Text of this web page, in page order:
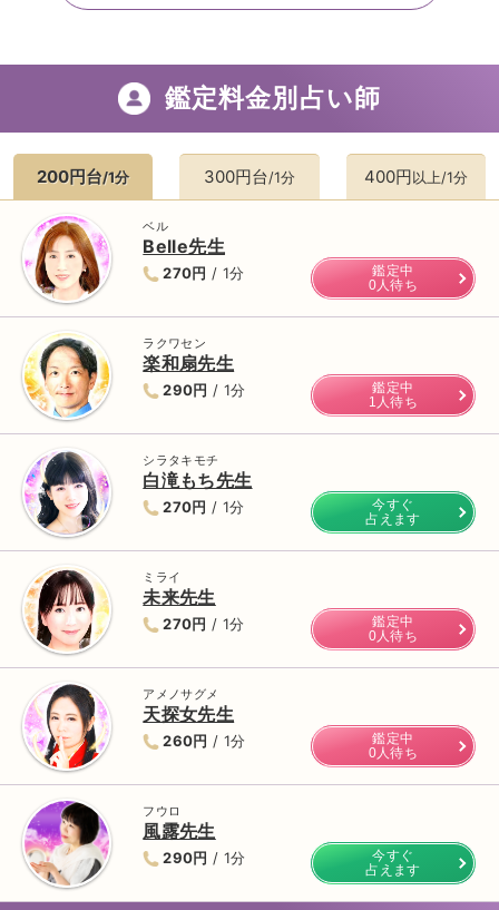
ロックされているメールを彼は読んでいる
と当てた。同じように悩んでいる方々いら
したら、氷姫先生をぜひ頼ってみてくださ
い。 氷姫先生縁結びの神様のような気がし
て私はなりません。ダメな時はズバッと教
えて下さるので、覚悟も持てます。 氷姫先
生ありがとうございました。感謝しかあり
ません。
鑑定料金別占い師
200円台/1分 300円台/1分 400円以上/1分
ベル
Belle先生
270円 / 1分
鑑定中
0人待ち
ラクワセン
楽和扇先生
290円 / 1分
鑑定中
1人待ち
シラタキモチ
白滝もち先生
270円 / 1分
今すぐ
占えます
ミライ
未来先生
270円 / 1分
鑑定中
0人待ち
アメノサグメ
天探女先生
260円 / 1分
鑑定中
0人待ち
フウロ
風露先生
290円 / 1分
今すぐ
占えます